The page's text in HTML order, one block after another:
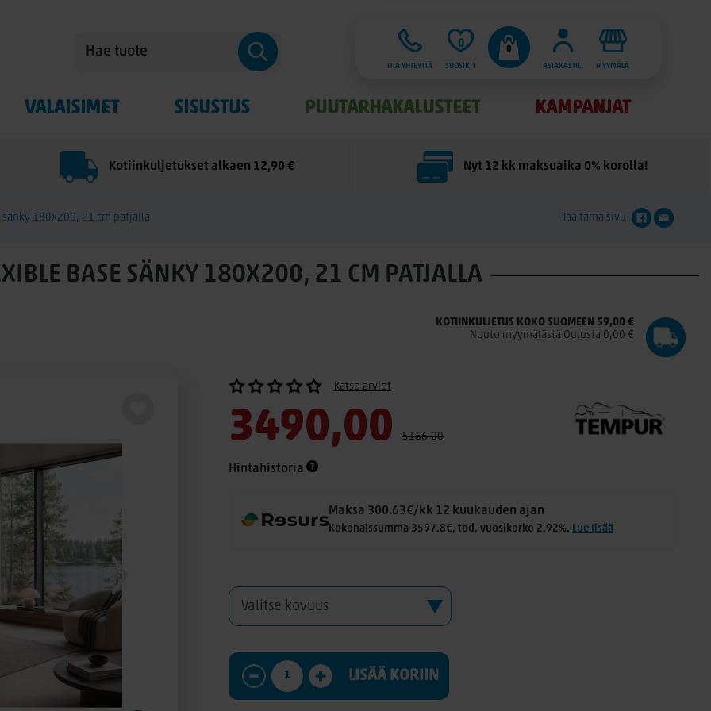
OTA YHTEYTTÄ
0
SUOSIKIT
0
ASIAKASTILI
MYYMÄLÄ
VALAISIMET SISUSTUS PUUTARHAKALUSTEET KAMPANJAT
Kotiinkuljetukset alkaen 12,90 € Nyt 12 kk maksuaika 0% korolla!
sänky 180x200, 21 cm patjalla Jaa tämä sivu:
BASE SÄNKY 180X200, 21 CM PATJALLA
KOTIINKULJETUS KOKO SUOMEEN 59,00 €
Nouto myymälästä Oulusta 0,00 €
Katso arviot
3490,00 5166,00
Hintahistoria
Maksa 300.63€/kk 12 kuukauden ajan
Kokonaissumma 3597.8€, tod. vuosikorko 2.92%. Lue lisää
LISÄÄ KORIIN